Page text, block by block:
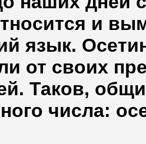
и
язык.
от своих
Таков,
числа: